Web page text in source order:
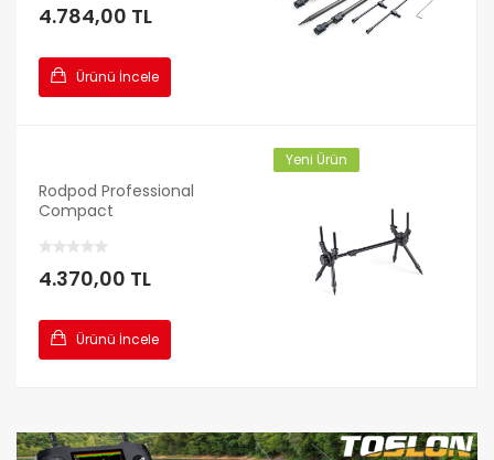
4.784,00 TL
Ürünü İncele
Yeni Ürün
Rodpod Professional
Compact
4.370,00 TL
Ürünü İncele